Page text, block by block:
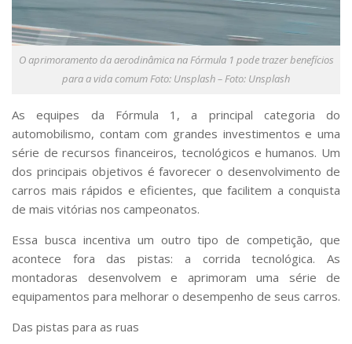
Projetos, Programas e Cursos
Artes, Cultura e Esportes
Museus e Espaços Interativos
Serviços
Apoio ao Estudante
Segurança, Trânsito e Prevenção
RH, Administrativo e Financeiro
Outros serviços
Comunicação
Assessorias e Mídias
Jornal da USP
Agenda de Eventos
Defesa de Teses
O aprimoramento da aerodinâmica na Fórmula 1 pode trazer benefícios
para a vida comum Foto: Unsplash – Foto: Unsplash
As equipes da Fórmula 1, a principal categoria do
automobilismo, contam com grandes investimentos e uma
série de recursos financeiros, tecnológicos e humanos. Um
dos principais objetivos é favorecer o desenvolvimento de
carros mais rápidos e eficientes, que facilitem a conquista
de mais vitórias nos campeonatos.
Essa busca incentiva um outro tipo de competição, que
acontece fora das pistas: a corrida tecnológica. As
montadoras desenvolvem e aprimoram uma série de
equipamentos para melhorar o desempenho de seus carros.
Das pistas para as ruas